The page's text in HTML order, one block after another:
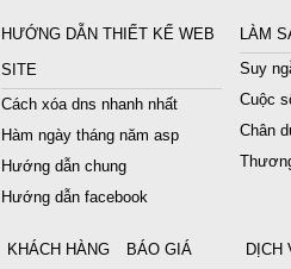
HƯỚNG DẪN THIẾT KẾ WEB
SITE
Cách xóa dns nhanh nhất
Hàm ngày tháng năm asp
Hướng dẫn chung
Hướng dẫn facebook
LÀM
Suy
Cuộc
Chân
KHÁCH HÀNG BÁO GIÁ DỊCH